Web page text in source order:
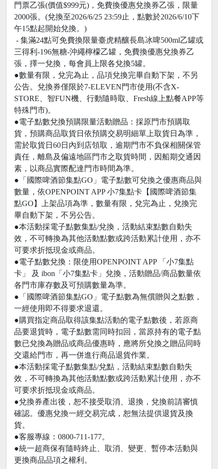
門票乙張(價值$999元)，免費換優惠兌換券乙張，限量
2000張。(兌換至2026/6/25 23:59止，點數於2026/6/10下
午15點起開始兌換。)
- 集滿24點可免費換限量臺虎精釀長島冰啤500ml乙罐或
三得利-196無糖-沖繩檸檬乙罐，免費換優惠兌換券乙
張，擇一兌換，每會員上限各兌換5罐。
●數量有限，兌完為止，品項兌換完畢自動下架，不另
公告。兌換券僅限於7-ELEVEN門市使用(不含X-
STORE、智FUN機、行動隨時取、Fresh線上點餐APP等
特殊門市)。
●電子點數兌換預購限量活動贈品：採原門市預購取
貨，預購商品取貨日依預購交易明細單上取貨日為準，
需於取貨日60日內到店領取，逾期門市不負保相關保管
責任，離島及偏遠地區門市之取貨時間，因船期交通因
素，以商品實際配達門市時間為準。
●「國際啤酒節集點GO」電子點數可兌換之優惠商品與
數量，依OPENPOINT APP 小7集點卡【國際啤酒節集
點GO】上架品項為準，數量有限，兌完為止，兌換完
畢自動下架，不另公告。
●本活動採電子點數集點/兌換，活動結束點數自動失
效，不可轉換為其他活動點數或跨活動累計使用，亦不
可要求折抵現金或商品。
●電子點數兌換：限使用OPENPOINT APP 「小7集點
卡」 及 ibon「小7集點卡」兌換，活動贈品/商品數量依
各門市庫存數及可預購數量為準。
●「國際啤酒節集點GO」電子點數為無償贈與之點數，
一經使用即不得要求退還。
●購買指定商品取得該集點活動的電子點數後，若原商
品要退貨時，電子點數需同時扣回，當原持有的電子點
數已兌換為贈品或商品優惠時，應將所兌換之贈品同時
交還給門市，再一併進行商品退貨作業。
●本活動採電子點數集點/兌點，活動結束點數自動失
效，不可轉換為其他活動點數或跨活動累計使用，亦不
可要求折抵現金或商品。
●兌換券產出後，恕不接受取消、退換，兌換前請審慎
確認。優惠兌換一經交易完成，恕無法提供退貨及換
貨。
●客服專線：0800-711-177。
●統一超商保有隨時終止、取消、變更、暫停本活動與
更換商品品項之權利。